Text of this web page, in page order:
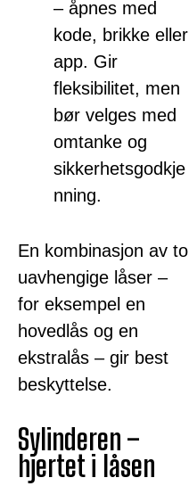
– åpnes med
kode, brikke eller
app. Gir
fleksibilitet, men
bør velges med
omtanke og
sikkerhetsgodkje
nning.
En kombinasjon av to
uavhengige låser –
for eksempel en
hovedlås og en
ekstralås – gir best
beskyttelse.
Sylinderen –
hjertet i låsen